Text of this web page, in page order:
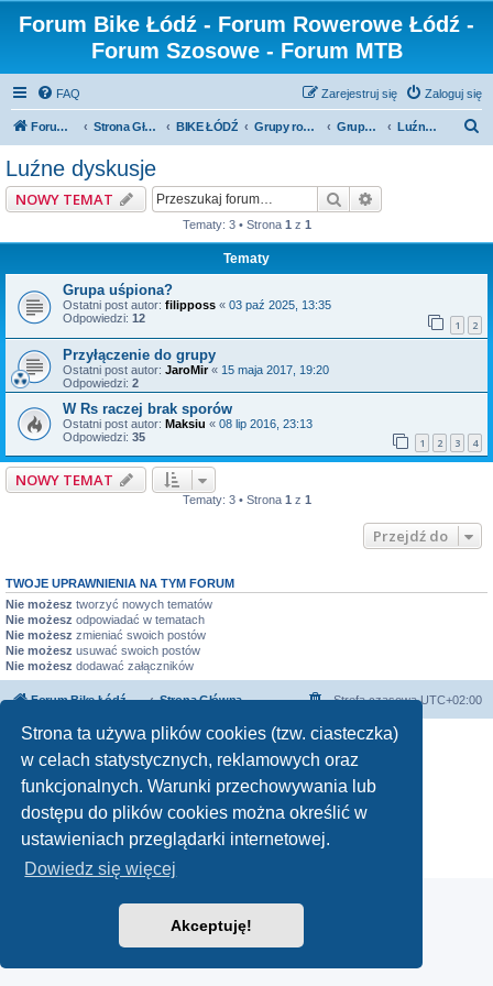
Strona ta używa plików cookies (tzw. ciasteczka)
w celach statystycznych, reklamowych oraz
funkcjonalnych. Warunki przechowywania lub
dostępu do plików cookies można określić w
ustawieniach przeglądarki internetowej.
Dowiedz się więcej
Akceptuję!
Forum Bike Łódź - Forum Rowerowe Łódź -
Forum Szosowe - Forum MTB
FAQ Zaloguj się
Zarejestruj się
Forum Bike Łódź - Forum Rowerowe Łódź - Forum Szosowe - Forum MTB Strona Główna BIKE ŁÓDŹ Grupy rowerowe Grupa Rowerowe Soboty Luźne dyskusje
Luźne dyskusje
NOWY TEMAT Szukaj
Tematy: 3 • Strona 1 z 1
Tematy
Grupa uśpiona?
Ostatni post autor: filipposs « 03 paź 2025, 13:35
Odpowiedzi: 12 1 2
Przyłączenie do grupy
Ostatni post autor: JaroMir« 15 maja 2017, 19:20
Odpowiedzi: 2
W Rs raczej brak sporów
Ostatni post autor: Maksiu « 08 lip 2016, 23:13
Odpowiedzi: 35 1 2 3 4
NOWY TEMAT
Tematy: 3 • Strona 1 z 1
Przejdź do
TWOJE UPRAWNIENIA NA TYM FORUM
Nie możesz tworzyć nowych tematów
Nie możesz odpowiadać w tematach
Nie możesz zmieniać swoich postów
Nie możesz usuwać swoich postów
Nie możesz dodawać załączników
Forum Bike Łódź - Forum Rowerowe Łódź - Forum Szosowe - Forum MTB Strona Główna Strefa czasowaUTC+02:00
Linki partnerskie: strony www lodz Fotografia Analogowa
Technologię dostarczaphpBB ® Forum Software © phpBB Limited
Polski pakiet językowy dostarczaphpBB.pl